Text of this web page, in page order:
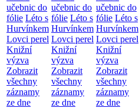
učebnic do
fólie Léto s
Hurvínkem
Lovci perel
Knižní
výzva
Zobrazit
všechny
záznamy
ze dne
učebnic do
fólie Léto s
Hurvínkem
Lovci perel
Knižní
výzva
Zobrazit
všechny
záznamy
ze dne
učebnic do
fólie Léto s
Hurvínkem
Lovci perel
Knižní
výzva
Zobrazit
všechny
záznamy
ze dne